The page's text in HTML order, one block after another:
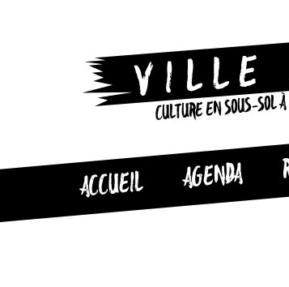
CULTURE EN SOUS-SOL
ACCUEIL AGENDA